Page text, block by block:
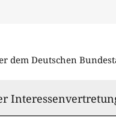
dem Deutschen